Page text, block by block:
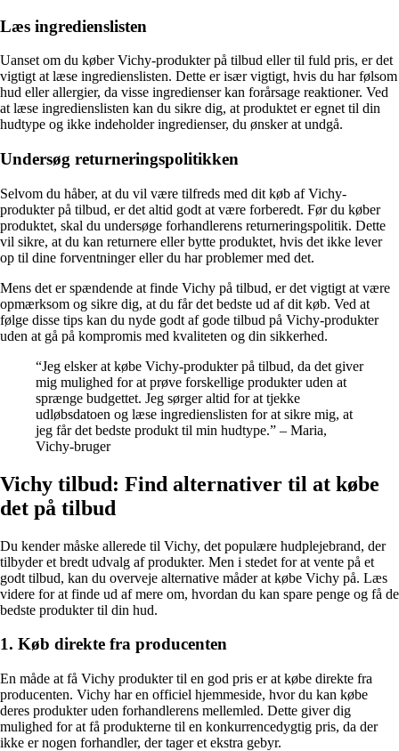
Læs ingredienslisten
Uanset om du køber Vichy-produkter på tilbud eller til fuld pris, er det
vigtigt at læse ingredienslisten. Dette er især vigtigt, hvis du har følsom
hud eller allergier, da visse ingredienser kan forårsage reaktioner. Ved
at læse ingredienslisten kan du sikre dig, at produktet er egnet til din
hudtype og ikke indeholder ingredienser, du ønsker at undgå.
Undersøg returneringspolitikken
Selvom du håber, at du vil være tilfreds med dit køb af Vichy-
produkter på tilbud, er det altid godt at være forberedt. Før du køber
produktet, skal du undersøge forhandlerens returneringspolitik. Dette
vil sikre, at du kan returnere eller bytte produktet, hvis det ikke lever
op til dine forventninger eller du har problemer med det.
Mens det er spændende at finde Vichy på tilbud, er det vigtigt at være
opmærksom og sikre dig, at du får det bedste ud af dit køb. Ved at
følge disse tips kan du nyde godt af gode tilbud på Vichy-produkter
uden at gå på kompromis med kvaliteten og din sikkerhed.
“Jeg elsker at købe Vichy-produkter på tilbud, da det giver
mig mulighed for at prøve forskellige produkter uden at
sprænge budgettet. Jeg sørger altid for at tjekke
udløbsdatoen og læse ingredienslisten for at sikre mig, at
jeg får det bedste produkt til min hudtype.” – Maria,
Vichy-bruger
Vichy tilbud: Find alternativer til at købe
det på tilbud
Du kender måske allerede til Vichy, det populære hudplejebrand, der
tilbyder et bredt udvalg af produkter. Men i stedet for at vente på et
godt tilbud, kan du overveje alternative måder at købe Vichy på. Læs
videre for at finde ud af mere om, hvordan du kan spare penge og få de
bedste produkter til din hud.
1. Køb direkte fra producenten
En måde at få Vichy produkter til en god pris er at købe direkte fra
producenten. Vichy har en officiel hjemmeside, hvor du kan købe
deres produkter uden forhandlerens mellemled. Dette giver dig
mulighed for at få produkterne til en konkurrencedygtig pris, da der
ikke er nogen forhandler, der tager et ekstra gebyr.